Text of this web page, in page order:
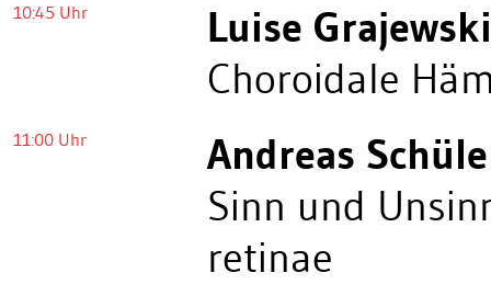
10:45 Uhr
Luise Grajewski
Choroidale
11:00 Uhr
Andreas
Sinn und
retinae